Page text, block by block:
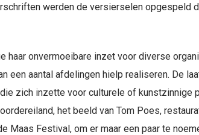
werden de versierselen opgespeld
haar onvermoeibare inzet voor diverse
een aantal afdelingen hielp realiseren. De
zich inzette voor culturele of kunstzinnige
het beeld van Tom Poes,
Maas Festival, om er maar een paar te